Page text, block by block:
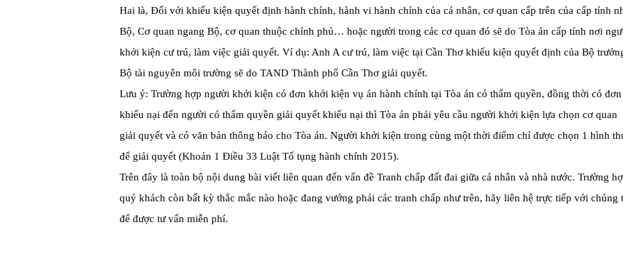
Hai là, Đối với khiếu kiện quyết định hành chính, hành vi hành chính của cá nhân, cơ quan cấp trên của cấp tỉnh
Bộ, Cơ quan ngang Bộ, cơ quan thuộc chính phủ… hoặc người trong các cơ quan đó sẽ do Tòa án cấp tỉnh nơi
khởi kiện cư trú, làm việc giải quyết. Ví dụ: Anh A cư trú, làm việc tại Cần Thơ khiếu kiện quyết định của Bộ
Bộ tài nguyên môi trường sẽ do TAND Thành phố Cần Thơ giải quyết.
Lưu ý: Trường hợp người khởi kiện có đơn khởi kiện vụ án hành chính tại Tòa án có thẩm quyền, đồng thời có đơn
khiếu nại đến người có thẩm quyền giải quyết khiếu nại thì Tòa án phải yêu cầu người khởi kiện lựa chọn cơ quan
giải quyết và có văn bản thông báo cho Tòa án. Người khởi kiện trong cùng một thời điểm chỉ được chọn 1 hình
để giải quyết (Khoản 1 Điều 33 Luật Tố tụng hành chính 2015).
Trên đây là toàn bộ nội dung bài viết liên quan đến vấn đề Tranh chấp đất đai giữa cá nhân và nhà nước. Trường
quý khách còn bất kỳ thắc mắc nào hoặc đang vướng phải các tranh chấp như trên, hãy liên hệ trực tiếp với chúng
để được tư vấn miễn phí.